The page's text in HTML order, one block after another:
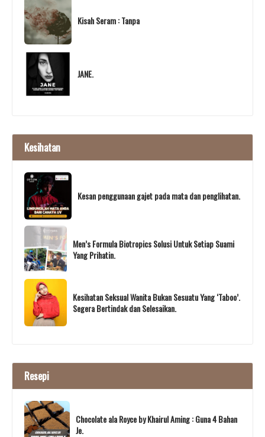
Kisah Seram : Tanpa
JANE.
Kesihatan
Kesan penggunaan gajet pada mata dan penglihatan.
Men’s Formula Biotropics Solusi Untuk Setiap Suami
Yang Prihatin.
Kesihatan Seksual Wanita Bukan Sesuatu Yang ‘Taboo’.
Segera Bertindak dan Selesaikan.
Resepi
Chocolate ala Royce by Khairul Aming : Guna 4 Bahan
Je.